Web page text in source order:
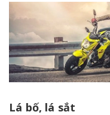
Lá bố, lá sắt